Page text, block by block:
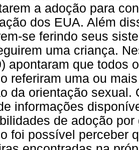
a adoção para
dos EUA. Além
se ferindo seus
uma criança.
apontaram que todos
referiram uma ou
da orientação sexual.
informações
de adoção
foi possível perceber